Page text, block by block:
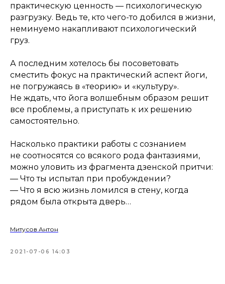
практическую ценность — психологическую
разгрузку. Ведь те, кто чего-то добился в жизни,
неминуемо накапливают психологический
груз.
А последним хотелось бы посоветовать
сместить фокус на практический аспект йоги,
не погружаясь в «теорию» и «культуру».
Не ждать, что йога волшебным образом решит
все проблемы, а приступать к их решению
самостоятельно.
Насколько практики работы с сознанием
не соотносятся со всякого рода фантазиями,
можно уловить из фрагмента дзенской притчи:
— Что ты испытал при пробуждении?
— Что я всю жизнь ломился в стену, когда
рядом была открыта дверь…
Митусов Антон
2021-07-06 14:03